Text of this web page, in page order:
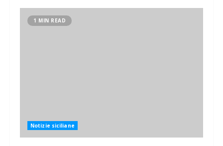
1 MIN READ
Notizie siciliane